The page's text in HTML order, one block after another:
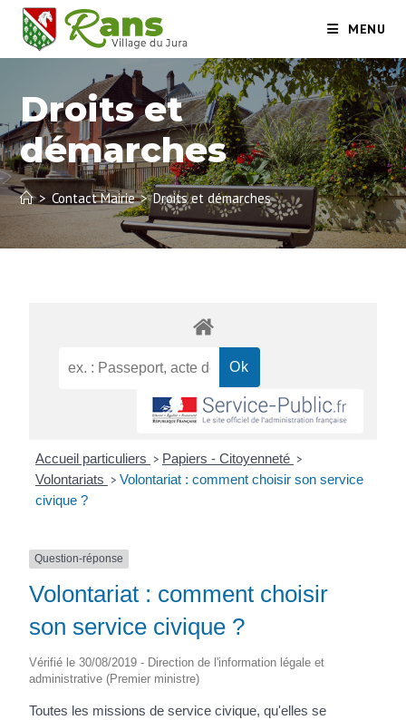
MENU
Droits et
démarches
> Contact Mairie > Droits et démarches
Accueil particuliers > Papiers - Citoyenneté >
Volontariats > Volontariat : comment choisir son service
civique ?
Question-réponse
Volontariat : comment choisir
son service civique ?
Vérifié le 30/08/2019 - Direction de l'information légale et
administrative (Premier ministre)
Toutes les missions de service civique, qu'elles se